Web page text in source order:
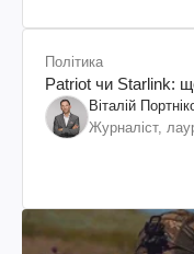
Політика
Patriot чи Starlink:
Віталій
Журналіст,